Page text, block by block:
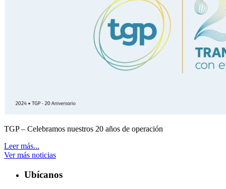
TGP – Celebramos nuestros 20 años de operación
Leer más...
Ver más noticias
Ubícanos